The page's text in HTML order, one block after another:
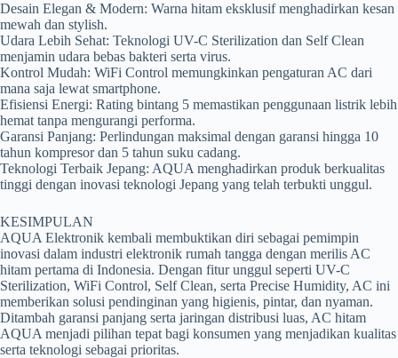
Desain Elegan & Modern: Warna hitam eksklusif menghadirkan kesan
mewah dan stylish.
Udara Lebih Sehat: Teknologi UV-C Sterilization dan Self Clean
menjamin udara bebas bakteri serta virus.
Kontrol Mudah: WiFi Control memungkinkan pengaturan AC dari
mana saja lewat smartphone.
Efisiensi Energi: Rating bintang 5 memastikan penggunaan listrik lebih
hemat tanpa mengurangi performa.
Garansi Panjang: Perlindungan maksimal dengan garansi hingga 10
tahun kompresor dan 5 tahun suku cadang.
Teknologi Terbaik Jepang: AQUA menghadirkan produk berkualitas
tinggi dengan inovasi teknologi Jepang yang telah terbukti unggul.
KESIMPULAN
AQUA Elektronik kembali membuktikan diri sebagai pemimpin
inovasi dalam industri elektronik rumah tangga dengan merilis AC
hitam pertama di Indonesia. Dengan fitur unggul seperti UV-C
Sterilization, WiFi Control, Self Clean, serta Precise Humidity, AC ini
memberikan solusi pendinginan yang higienis, pintar, dan nyaman.
Ditambah garansi panjang serta jaringan distribusi luas, AC hitam
AQUA menjadi pilihan tepat bagi konsumen yang menjadikan kualitas
serta teknologi sebagai prioritas.